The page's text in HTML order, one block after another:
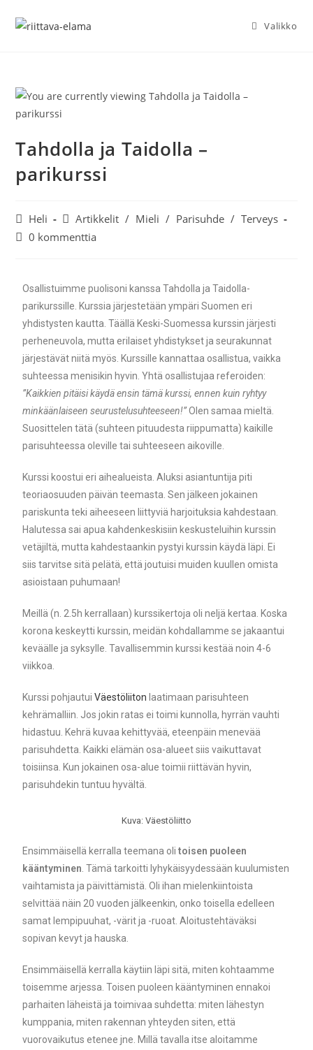
Valikko
Tahdolla ja Taidolla –
parikurssi
Heli Artikkelit / Mieli / Parisuhde / Terveys
0 kommenttia
Osallistuimme puolisoni kanssa Tahdolla ja Taidolla-
parikurssille. Kurssia järjestetään ympäri Suomen eri
yhdistysten kautta. Täällä Keski-Suomessa kurssin järjesti
perheneuvola, mutta erilaiset yhdistykset ja seurakunnat
järjestävät niitä myös. Kurssille kannattaa osallistua, vaikka
suhteessa menisikin hyvin. Yhtä osallistujaa referoiden:
”Kaikkien pitäisi käydä ensin tämä kurssi, ennen kuin ryhtyy
minkäänlaiseen seurustelusuhteeseen!”Olen samaa mieltä.
Suosittelen tätä (suhteen pituudesta riippumatta) kaikille
parisuhteessa oleville tai suhteeseen aikoville.
Kurssi koostui eri aihealueista. Aluksi asiantuntija piti
teoriaosuuden päivän teemasta. Sen jälkeen jokainen
pariskunta teki aiheeseen liittyviä harjoituksia kahdestaan.
Halutessa sai apua kahdenkeskisiin keskusteluihin kurssin
vetäjiltä, mutta kahdestaankin pystyi kurssin käydä läpi. Ei
siis tarvitse sitä pelätä, että joutuisi muiden kuullen omista
asioistaan puhumaan!
Meillä (n. 2.5h kerrallaan) kurssikertoja oli neljä kertaa. Koska
korona keskeytti kurssin, meidän kohdallamme se jakaantui
keväälle ja syksylle. Tavallisemmin kurssi kestää noin 4-6
viikkoa.
Kurssi pohjautuiVäestöliiton laatimaan parisuhteen
kehrämalliin. Jos jokin ratas ei toimi kunnolla, hyrrän vauhti
hidastuu. Kehrä kuvaa kehittyvää, eteenpäin menevää
parisuhdetta. Kaikki elämän osa-alueet siis vaikuttavat
toisiinsa. Kun jokainen osa-alue toimii riittävän hyvin,
parisuhdekin tuntuu hyvältä.
Kuva: Väestöliitto
Ensimmäisellä kerralla teemana oli toisen puoleen
kääntyminen . Tämä tarkoitti lyhykäisyydessään kuulumisten
vaihtamista ja päivittämistä. Oli ihan mielenkiintoista
selvittää näin 20 vuoden jälkeenkin, onko toisella edelleen
samat lempipuuhat, -värit ja -ruoat. Aloitustehtäväksi
sopivan kevyt ja hauska.
Ensimmäisellä kerralla käytiin läpi sitä, miten kohtaamme
toisemme arjessa. Toisen puoleen kääntyminen ennakoi
parhaiten läheistä ja toimivaa suhdetta: miten lähestyn
kumppania, miten rakennan yhteyden siten, että
vuorovaikutus etenee jne. Millä tavalla itse aloitamme